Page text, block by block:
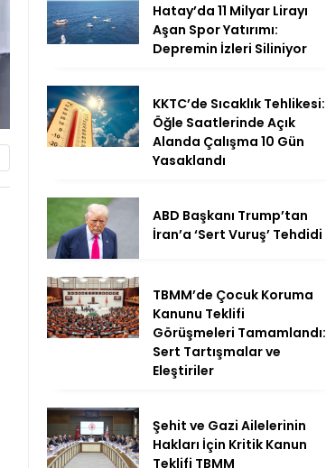
Hatay’da 11 Milyar Lirayı
Aşan Spor Yatırımı:
Depremin İzleri Siliniyor
KKTC’de Sıcaklık Tehlikesi:
Öğle Saatlerinde Açık
Alanda Çalışma 10 Gün
Yasaklandı
ABD Başkanı Trump’tan
İran’a ‘Sert Vuruş’ Tehdidi
TBMM’de Çocuk Koruma
Kanunu Teklifi
Görüşmeleri Tamamlandı:
Sert Tartışmalar ve
Eleştiriler
Şehit ve Gazi Ailelerinin
Hakları İçin Kritik Kanun
Teklifi TBMM